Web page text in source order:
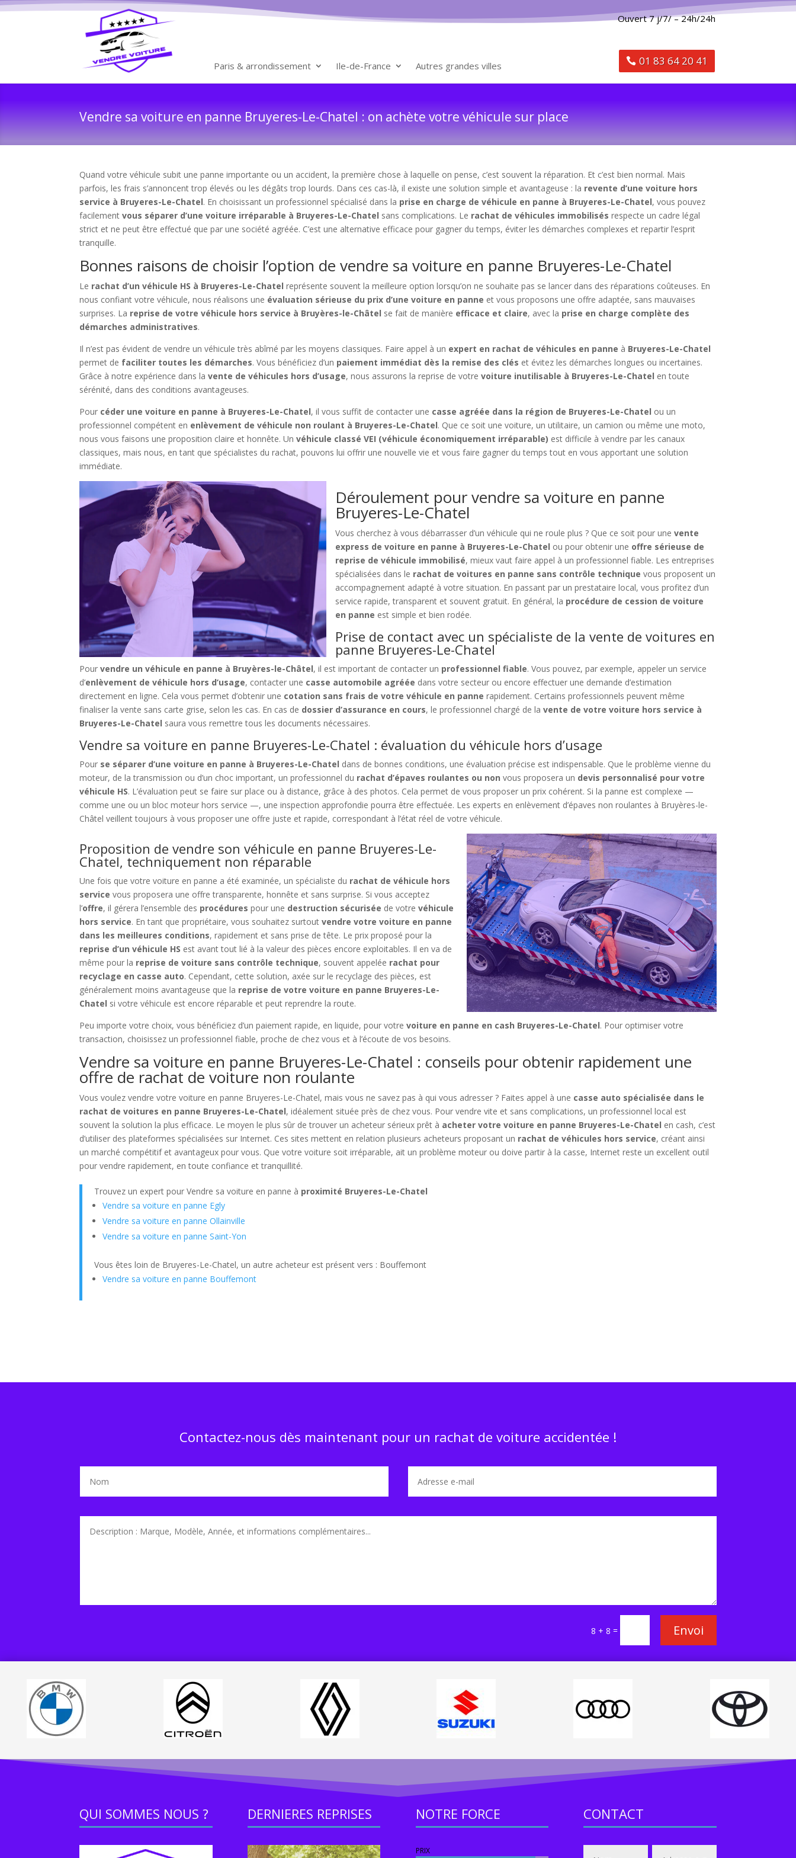
Paris & arrondissement Ile-de-France Autres grandes villes
Ouvert 7 j/7/ – 24h/24h
01 83 64 20 41
Vendre sa voiture en panne Bruyeres-Le-Chatel : on achète votre véhicule sur place
Quand votre véhicule subit une panne importante ou un accident, la première chose à laquelle on pense, c’est souvent la réparation. Et c’est bien normal. Mais
parfois, les frais s’annoncent trop élevés ou les dégâts trop lourds. Dans ces cas-là, il existe une solution simple et avantageuse : la revente d’une voiture hors
service à Bruyeres-Le-Chatel. En choisissant un professionnel spécialisé dans la prise en charge de véhicule en panne à Bruyeres-Le-Chatel, vous pouvez
facilementvous séparer d’une voiture irréparable à Bruyeres-Le-Chatel sans complications. Le rachat de véhicules immobilisés respecte un cadre légal
strict et ne peut être effectué que par une société agréée. C’est une alternative efficace pour gagner du temps, éviter les démarches complexes et repartir l’esprit
tranquille.
Bonnes raisons de choisir l’option de vendre sa voiture en panne Bruyeres-Le-Chatel
Le rachat d’un véhicule HS à Bruyeres-Le-Chatel représente souvent la meilleure option lorsqu’on ne souhaite pas se lancer dans des réparations coûteuses. En
nous confiant votre véhicule, nous réalisons une évaluation sérieuse du prix d’une voiture en panne et vous proposons une offre adaptée, sans mauvaises
surprises. La reprise de votre véhicule hors service à Bruyères-le-Châtel se fait de manière efficace et claire, avec la prise en charge complète des
démarches administratives.
Il n’est pas évident de vendre un véhicule très abîmé par les moyens classiques. Faire appel à un expert en rachat de véhicules en panne à Bruyeres-Le-Chatel
permet de faciliter toutes les démarches. Vous bénéficiez d’un paiement immédiat dès la remise des clés et évitez les démarches longues ou incertaines.
Grâce à notre expérience dans lavente de véhicules hors d’usage, nous assurons la reprise de votrevoiture inutilisable à Bruyeres-Le-Chatel en toute
sérénité, dans des conditions avantageuses.
Pour céder une voiture en panne à Bruyeres-Le-Chatel, il vous suffit de contacter une casse agréée dans la région de Bruyeres-Le-Chatel ou un
professionnel compétent en enlèvement de véhicule non roulant à Bruyeres-Le-Chatel. Que ce soit une voiture, un utilitaire, un camion ou même une moto,
nous vous faisons une proposition claire et honnête. Unvéhicule classé VEI (véhicule économiquement irréparable) est difficile à vendre par les canaux
classiques, mais nous, en tant que spécialistes du rachat, pouvons lui offrir une nouvelle vie et vous faire gagner du temps tout en vous apportant une solution
immédiate.
Déroulement pour vendre sa voiture en panne
Bruyeres-Le-Chatel
Vous cherchez à vous débarrasser d’un véhicule qui ne roule plus ? Que ce soit pour unevente
express de voiture en panne à Bruyeres-Le-Chatel ou pour obtenir une offre sérieuse de
reprise de véhicule immobilisé, mieux vaut faire appel à un professionnel fiable. Les entreprises
spécialisées dans le rachat de voitures en panne sans contrôle technique vous proposent un
accompagnement adapté à votre situation. En passant par un prestataire local, vous profitez d’un
service rapide, transparent et souvent gratuit. En général, la procédure de cession de voiture
en panne est simple et bien rodée.
Prise de contact avec un spécialiste de la vente de voitures en
panne Bruyeres-Le-Chatel
Pourvendre un véhicule en panne à Bruyères-le-Châtel, il est important de contacter un professionnel fiable. Vous pouvez, par exemple, appeler un service
d’enlèvement de véhicule hors d’usage, contacter une casse automobile agréée dans votre secteur ou encore effectuer une demande d’estimation
directement en ligne. Cela vous permet d’obtenir une cotation sans frais de votre véhicule en panne rapidement. Certains professionnels peuvent même
finaliser la vente sans carte grise, selon les cas. En cas de dossier d’assurance en cours, le professionnel chargé de lavente de votre voiture hors service à
Bruyeres-Le-Chatel saura vous remettre tous les documents nécessaires.
Vendre sa voiture en panne Bruyeres-Le-Chatel : évaluation du véhicule hors d’usage
Pour se séparer d’une voiture en panne à Bruyeres-Le-Chatel dans de bonnes conditions, une évaluation précise est indispensable. Que le problème vienne du
moteur, de la transmission ou d’un choc important, un professionnel du rachat d’épaves roulantes ou non vous proposera un devis personnalisé pour votre
véhicule HS. L’évaluation peut se faire sur place ou à distance, grâce à des photos. Cela permet de vous proposer un prix cohérent. Si la panne est complexe —
comme une ou un bloc moteur hors service —, une inspection approfondie pourra être effectuée. Les experts en enlèvement d’épaves non roulantes à Bruyères-le-
Châtel veillent toujours à vous proposer une offre juste et rapide, correspondant à l’état réel de votre véhicule.
Proposition de vendre son véhicule en panne Bruyeres-Le-
Chatel, techniquement non réparable
Une fois que votre voiture en panne a été examinée, un spécialiste du rachat de véhicule hors
service vous proposera une offre transparente, honnête et sans surprise. Si vous acceptez
l’offre, il gérera l’ensemble des procédures pour une destruction sécurisée de votrevéhicule
hors service. En tant que propriétaire, vous souhaitez surtoutvendre votre voiture en panne
dans les meilleures conditions, rapidement et sans prise de tête. Le prix proposé pour la
reprise d’un véhicule HS est avant tout lié à la valeur des pièces encore exploitables. Il en va de
même pour la reprise de voiture sans contrôle technique, souvent appelée rachat pour
recyclage en casse auto. Cependant, cette solution, axée sur le recyclage des pièces, est
généralement moins avantageuse que la reprise de votre voiture en panne Bruyeres-Le-
Chatel si votre véhicule est encore réparable et peut reprendre la route.
Peu importe votre choix, vous bénéficiez d’un paiement rapide, en liquide, pour votrevoiture en panne en cash Bruyeres-Le-Chatel. Pour optimiser votre
transaction, choisissez un professionnel fiable, proche de chez vous et à l’écoute de vos besoins.
Vendre sa voiture en panne Bruyeres-Le-Chatel : conseils pour obtenir rapidement une
offre de rachat de voiture non roulante
Vous voulez vendre votre voiture en panne Bruyeres-Le-Chatel, mais vous ne savez pas à qui vous adresser ? Faites appel à une casse auto spécialisée dans le
rachat de voitures en panne Bruyeres-Le-Chatel, idéalement située près de chez vous. Pour vendre vite et sans complications, un professionnel local est
souvent la solution la plus efficace. Le moyen le plus sûr de trouver un acheteur sérieux prêt à acheter votre voiture en panne Bruyeres-Le-Chatel en cash, c’est
d’utiliser des plateformes spécialisées sur Internet. Ces sites mettent en relation plusieurs acheteurs proposant un rachat de véhicules hors service, créant ainsi
un marché compétitif et avantageux pour vous. Que votre voiture soit irréparable, ait un problème moteur ou doive partir à la casse, Internet reste un excellent outil
pour vendre rapidement, en toute confiance et tranquillité.
Trouvez un expert pour Vendre sa voiture en panne à proximité Bruyeres-Le-Chatel
Vendre sa voiture en panne Egly
Vendre sa voiture en panne Ollainville
Vendre sa voiture en panne Saint-Yon
Vous êtes loin de Bruyeres-Le-Chatel, un autre acheteur est présent vers : Bouffemont
Vendre sa voiture en panne Bouffemont
Contactez-nous dès maintenant pour un rachat de voiture accidentée !
8 + 8 = Envoi
QUI SOMMES NOUS ? DERNIERES REPRISES NOTRE FORCE
PRIX
CONTACT